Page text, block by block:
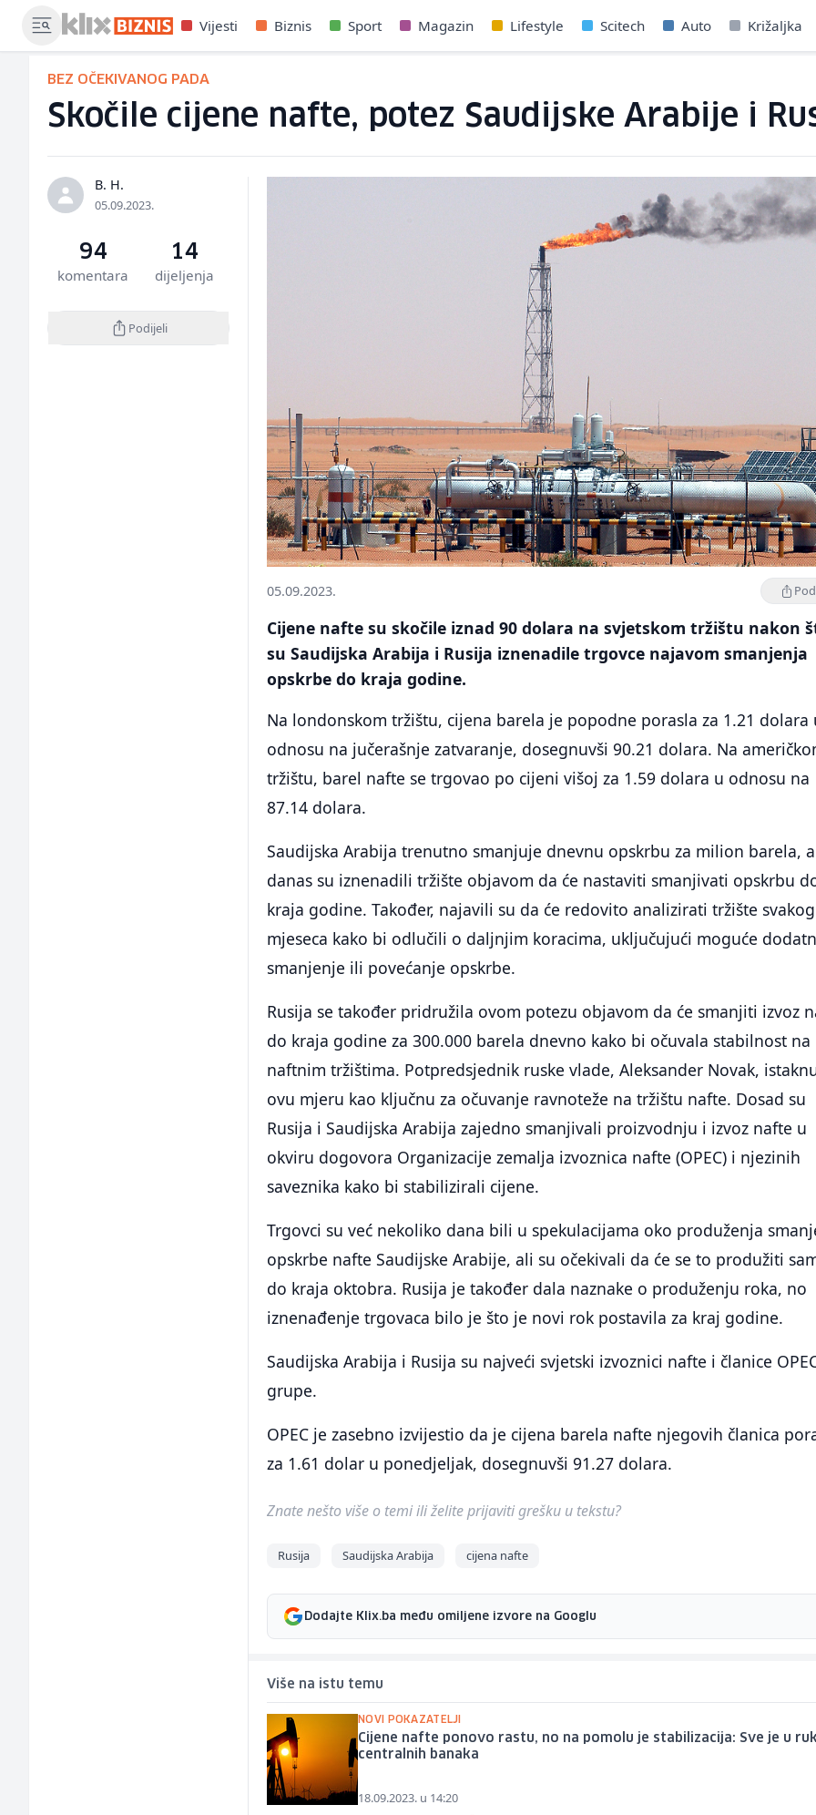
Vijesti Biznis Sport Magazin Lifestyle Scitech Auto Križaljka
BEZ OČEKIVANOG PADA
Skočile cijene nafte, potez Saudijske Arabije i
B. H.
05.09.2023.
94
komentara
14
dijeljenja
Podijeli
05.09.2023.
Cijene nafte su skočile iznad 90 dolara na svjetskom tržištu nakon
su Saudijska Arabija i Rusija iznenadile trgovce najavom smanjenja
opskrbe do kraja godine.
Na londonskom tržištu, cijena barela je popodne porasla za 1.21 dolara
odnosu na jučerašnje zatvaranje, dosegnuvši 90.21 dolara. Na
tržištu, barel nafte se trgovao po cijeni višoj za 1.59 dolara u odnosu na
87.14 dolara.
Saudijska Arabija trenutno smanjuje dnevnu opskrbu za milion barela, a
danas su iznenadili tržište objavom da će nastaviti smanjivati opskrbu
kraja godine. Također, najavili su da će redovito analizirati tržište svakog
mjeseca kako bi odlučili o daljnjim koracima, uključujući moguće
smanjenje ili povećanje opskrbe.
Rusija se također pridružila ovom potezu objavom da će smanjiti izvoz
do kraja godine za 300.000 barela dnevno kako bi očuvala stabilnost na
naftnim tržištima. Potpredsjednik ruske vlade, Aleksander Novak,
ovu mjeru kao ključnu za očuvanje ravnoteže na tržištu nafte. Dosad su
Rusija i Saudijska Arabija zajedno smanjivali proizvodnju i izvoz nafte u
okviru dogovora Organizacije zemalja izvoznica nafte (OPEC) i njezinih
saveznika kako bi stabilizirali cijene.
Trgovci su već nekoliko dana bili u spekulacijama oko produženja
opskrbe nafte Saudijske Arabije, ali su očekivali da će se to produžiti
do kraja oktobra. Rusija je također dala naznake o produženju roka, no
iznenađenje trgovaca bilo je što je novi rok postavila za kraj godine.
Saudijska Arabija i Rusija su najveći svjetski izvoznici nafte i članice
grupe.
OPEC je zasebno izvijestio da je cijena barela nafte njegovih članica
za 1.61 dolar u ponedjeljak, dosegnuvši 91.27 dolara.
Znate nešto više o temi ili želite prijaviti grešku u tekstu?
Rusija Saudijska Arabija cijena nafte
Dodajte Klix.ba među omiljene izvore na Googlu
Više na istu temu
NOVI POKAZATELJI
Cijene nafte ponovo rastu, no na pomolu je stabilizacija: Sve je u
centralnih banaka
18.09.2023. u 14:20